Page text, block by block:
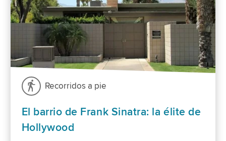
Recorridos a pie
El barrio de Frank Sinatra: la élite de
Hollywood